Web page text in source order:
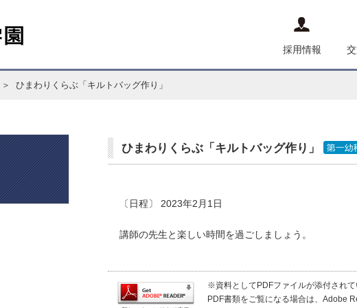
採用情報
＞ ひまわりくらぶ「キルトバッグ作り」
ひまわりくらぶ「キルトバッグ作り」
〔日程〕 2023年2月1日
講師の先生と楽しい時間を過ごしましょう。
※資料としてPDFファイルが添付されて
PDF書類をご覧になる場合は、Adobe